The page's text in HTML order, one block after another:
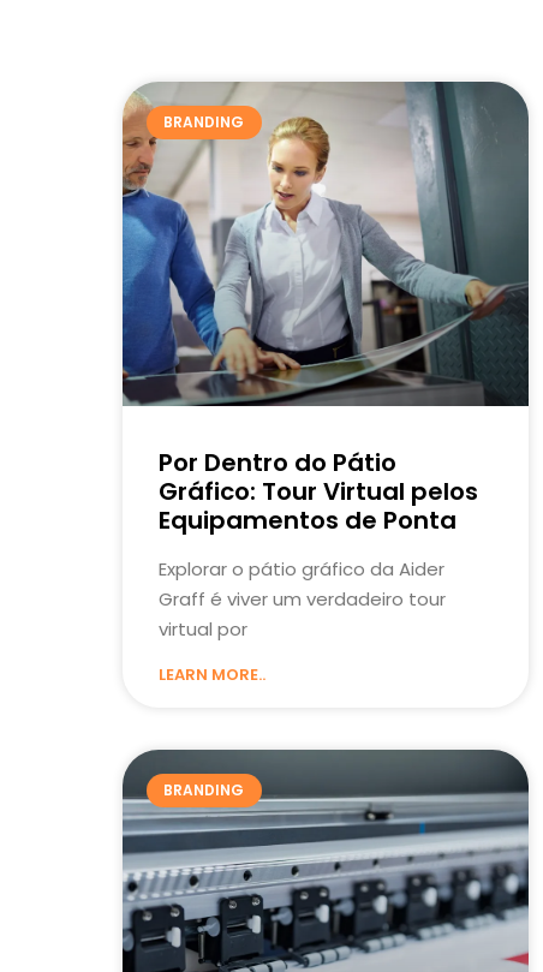
BRANDING
Por Dentro do Pátio
Gráfico: Tour Virtual pelos
Equipamentos de Ponta
Explorar o pátio gráfico da Aider
Graff é viver um verdadeiro tour
virtual por
LEARN MORE..
BRANDING